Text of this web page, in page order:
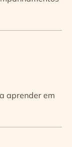
aprender em